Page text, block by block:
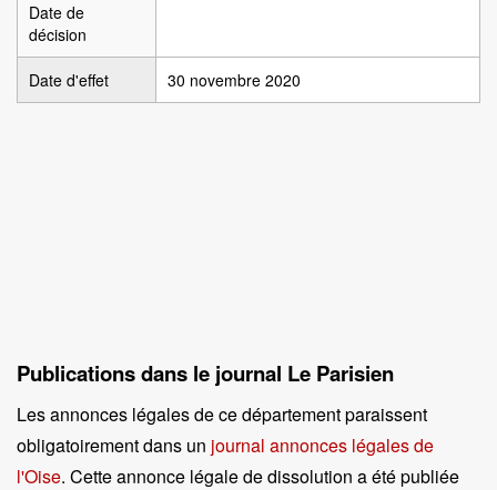
Date de
décision
Date d'effet 30 novembre 2020
Publications dans le journal Le Parisien
Les annonces légales de ce département paraissent
obligatoirement dans un journal annonces légales de
l'Oise. Cette annonce légale de dissolution a été publiée